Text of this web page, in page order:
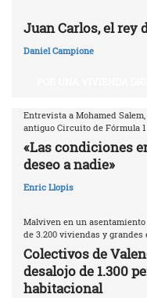
Juan Carlos, el rey
Daniel Campione
Entrevista a Mohamed
antiguo Circuito de Fórmula
«Las condiciones
deseo a nadie»
Enric Llopis
Malviven en un
de 3.200 viviendas y grandes
Colectivos de
desalojo de 1.300
habitacional